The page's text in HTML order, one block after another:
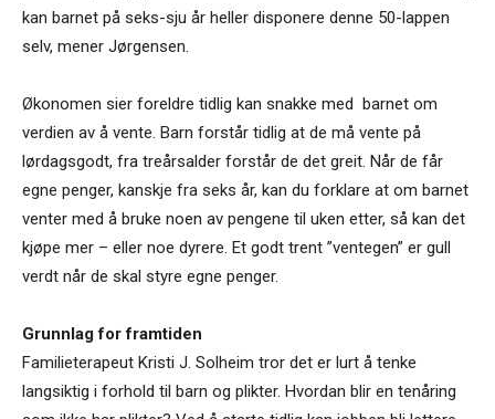
kan barnet på seks-sju år heller disponere denne 50-lappen
selv, mener Jørgensen.
Økonomen sier foreldre tidlig kan snakke med barnet om
verdien av å vente. Barn forstår tidlig at de må vente på
lørdagsgodt, fra treårsalder forstår de det greit. Når de får
egne penger, kanskje fra seks år, kan du forklare at om barnet
venter med å bruke noen av pengene til uken etter, så kan det
kjøpe mer – eller noe dyrere. Et godt trent ”ventegen” er gull
verdt når de skal styre egne penger.
Grunnlag for framtiden
Familieterapeut Kristi J. Solheim tror det er lurt å tenke
langsiktig i forhold til barn og plikter. Hvordan blir en tenåring